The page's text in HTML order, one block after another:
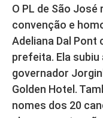
O PL de São
convenção e
Adeliana Dal Pont
prefeita. Ela
governador
Golden Hotel.
nomes dos 20